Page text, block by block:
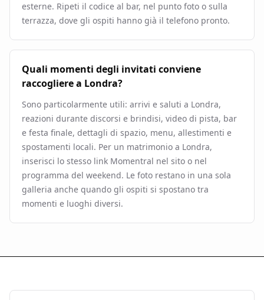
esterne. Ripeti il codice al bar, nel punto foto o sulla
terrazza, dove gli ospiti hanno già il telefono pronto.
Quali momenti degli invitati conviene
raccogliere a Londra?
Sono particolarmente utili: arrivi e saluti a Londra,
reazioni durante discorsi e brindisi, video di pista, bar
e festa finale, dettagli di spazio, menu, allestimenti e
spostamenti locali. Per un matrimonio a Londra,
inserisci lo stesso link Momentral nel sito o nel
programma del weekend. Le foto restano in una sola
galleria anche quando gli ospiti si spostano tra
momenti e luoghi diversi.